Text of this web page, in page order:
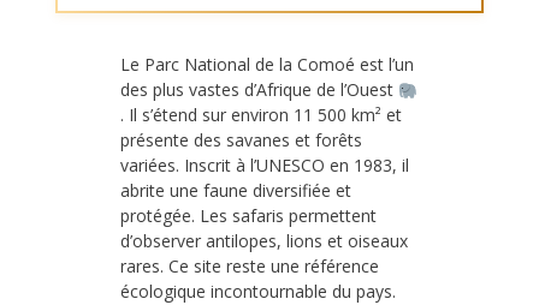
Le Parc National de la Comoé est l’un
des plus vastes d’Afrique de l’Ouest
. Il s’étend sur environ 11 500 km² et
présente des savanes et forêts
variées. Inscrit à l’UNESCO en 1983, il
abrite une faune diversifiée et
protégée. Les safaris permettent
d’observer antilopes, lions et oiseaux
rares. Ce site reste une référence
écologique incontournable du pays.